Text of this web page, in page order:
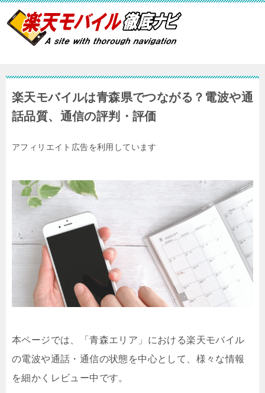
楽天モバイルは青森県でつながる？電波や通
話品質、通信の評判・評価
アフィリエイト広告を利用しています
本ページでは、「青森エリア」における楽天モバイル
の電波や通話・通信の状態を中心として、様々な情報
を細かくレビュー中です。